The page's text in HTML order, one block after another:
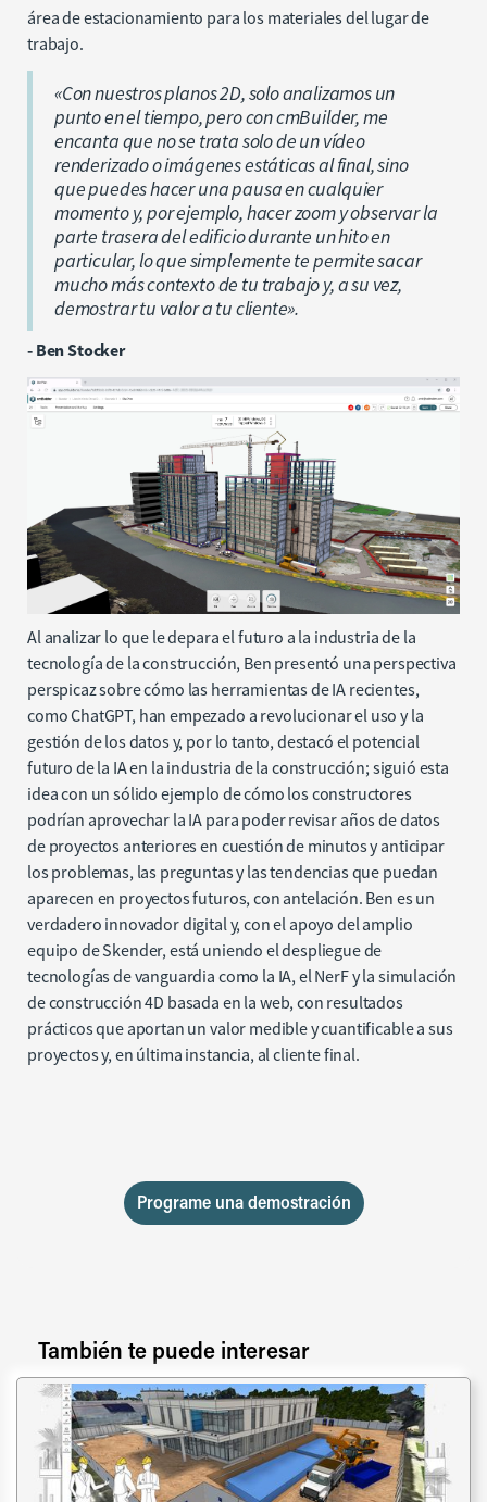
área de estacionamiento para los materiales del lugar de
trabajo.
«Con nuestros planos 2D, solo analizamos un
punto en el tiempo, pero con cmBuilder, me
encanta que no se trata solo de un vídeo
renderizado o imágenes estáticas al final, sino
que puedes hacer una pausa en cualquier
momento y, por ejemplo, hacer zoom y observar la
parte trasera del edificio durante un hito en
particular, lo que simplemente te permite sacar
mucho más contexto de tu trabajo y, a su vez,
demostrar tu valor a tu cliente».
- Ben Stocker
Al analizar lo que le depara el futuro a la industria de la
tecnología de la construcción, Ben presentó una perspectiva
perspicaz sobre cómo las herramientas de IA recientes,
como ChatGPT, han empezado a revolucionar el uso y la
gestión de los datos y, por lo tanto, destacó el potencial
futuro de la IA en la industria de la construcción; siguió esta
idea con un sólido ejemplo de cómo los constructores
podrían aprovechar la IA para poder revisar años de datos
de proyectos anteriores en cuestión de minutos y anticipar
los problemas, las preguntas y las tendencias que puedan
aparecen en proyectos futuros, con antelación. Ben es un
verdadero innovador digital y, con el apoyo del amplio
equipo de Skender, está uniendo el despliegue de
tecnologías de vanguardia como la IA, el NerF y la simulación
de construcción 4D basada en la web, con resultados
prácticos que aportan un valor medible y cuantificable a sus
proyectos y, en última instancia, al cliente final.
Programe una demostración
También te puede interesar